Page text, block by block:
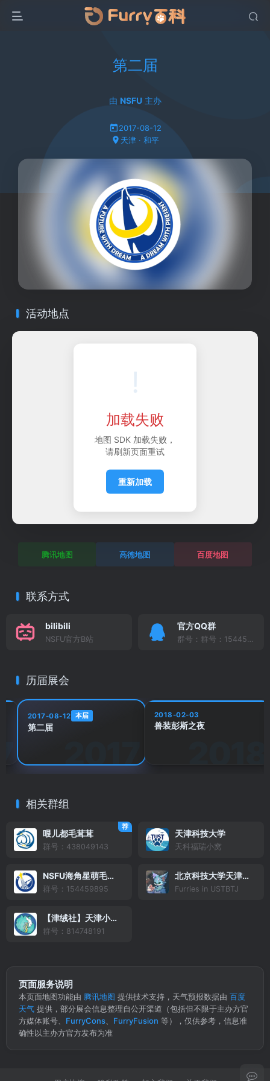
第二届
由 NSFU 主办
2017-08-12
天津 · 和平
活动地点
!
加载失败
地图 SDK 加载失败，
请刷新页面重试
重新加载
腾讯地图 高德地图 百度地图
联系方式
bilibili
NSFU官方B站
官方QQ群
群号：群号：154459895
历届展会
2017-08-12 本届
第二届
2018-02-03
兽装彭斯之夜
相关群组
荐
哏儿都毛茸茸
群号：438049143
天津科技大学
天科福瑞小窝
NSFU海角星萌毛毛聚
群号：154459895
北京科技大学天津学院
Furries in USTBTJ
【津绒社】天津小聚群
群号：814748191
页面服务说明
本页面地图功能由 腾讯地图 提供技术支持，天气预报数据由 百度
天气 提供，部分展会信息整理自公开渠道（包括但不限于主办方官
方媒体账号、 FurryCons、 FurryFusion 等），仅供参考，信息准
确性以主办方官方发布为准